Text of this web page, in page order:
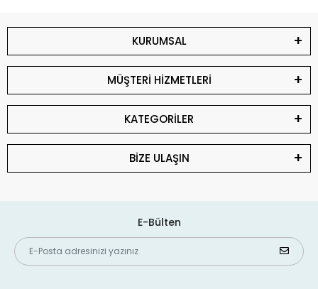
KURUMSAL
MÜŞTERİ HİZMETLERİ
KATEGORİLER
BİZE ULAŞIN
E-Bülten